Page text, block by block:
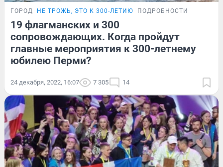
ГОРОД НЕ ТРОЖЬ, ЭТО К 300-ЛЕТИЮ ПОДРОБНОСТИ
19 флагманских и 300
сопровождающих. Когда пройдут
главные мероприятия к 300-летнему
юбилею Перми?
24 декабря, 2022, 16:07 7 305 14